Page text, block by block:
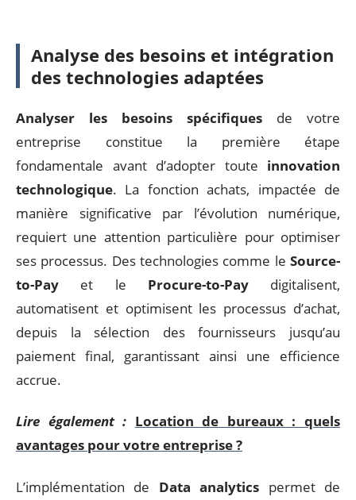
Analyse des besoins et intégration
des technologies adaptées
Analyser les besoins spécifiques de votre
entreprise constitue la première étape
fondamentale avant d’adopter toute innovation
technologique. La fonction achats, impactée de
manière significative par l’évolution numérique,
requiert une attention particulière pour optimiser
ses processus. Des technologies comme le Source-
to-Pay et le Procure-to-Paydigitalisent,
automatisent et optimisent les processus d’achat,
depuis la sélection des fournisseurs jusqu’au
paiement final, garantissant ainsi une efficience
accrue.
Lire également : Location de bureaux : quels
avantages pour votre entreprise ?
L’implémentation de Data analytics permet de